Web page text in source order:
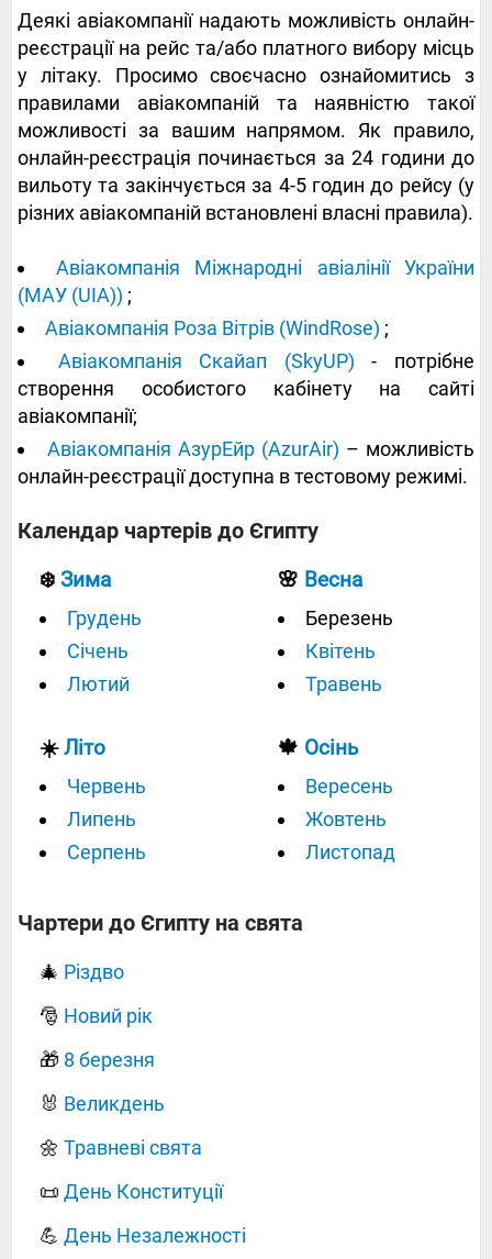
Деякі авіакомпанії надають можливість онлайн-
реєстрації на рейс та/або платного вибору місць
у літаку. Просимо своєчасно ознайомитись з
правилами авіакомпаній та наявністю такої
можливості за вашим напрямом. Як правило,
онлайн-реєстрація починається за 24 години до
вильоту та закінчується за 4-5 годин до рейсу (у
різних авіакомпаній встановлені власні правила).
Авіакомпанія Міжнародні авіалінії України
(МАУ (UIA)) ;
Авіакомпанія Роза Вітрів (WindRose) ;
Авіакомпанія Скайап (SkyUP) - потрібне
створення особистого кабінету на сайті
авіакомпанії;
Авіакомпанія АзурЕйр (AzurAir) – можливість
онлайн-реєстрації доступна в тестовому режимі.
Календар чартерів до Єгипту
❄️ Зима
Грудень
Січень
Лютий
🌸 Весна
Березень
Квітень
Травень
☀️Літо
Червень
Липень
Серпень
🍁 Осінь
Вересень
Жовтень
Листопад
Чартери до Єгипту на свята
🎄 Різдво
🎅 Новий рік
🎁 8 березня
🐰 Великдень
🌼 Травневі свята
📜 День Конституції
💪 День Незалежності